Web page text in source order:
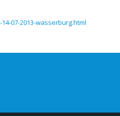
07-2013-wasserburg.html